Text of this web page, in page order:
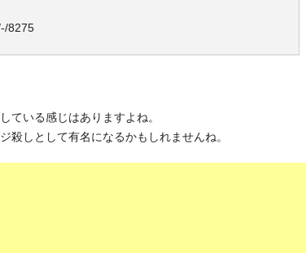
8275
ている感じはありますよね。
殺しとして有名になるかもしれませんね。